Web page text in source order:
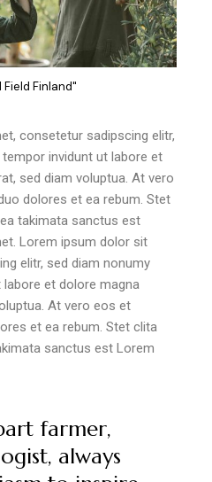
Field Finland"
consetetur sadipscing elitr,
invidunt ut labore et
sed diam voluptua. At vero
dolores et ea rebum. Stet
takimata sanctus est
Lorem ipsum dolor sit
elitr, sed diam nonumy
et dolore magna
At vero eos et
et ea rebum. Stet clita
sanctus est Lorem
farmer,
always